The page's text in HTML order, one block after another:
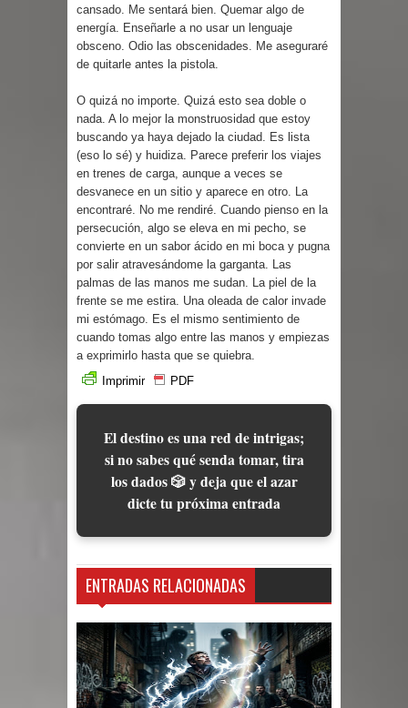
cansado. Me sentará bien. Quemar algo de
energía. Enseñarle a no usar un lenguaje
obsceno. Odio las obscenidades. Me aseguraré
de quitarle antes la pistola.
O quizá no importe. Quizá esto sea doble o
nada. A lo mejor la monstruosidad que estoy
buscando ya haya dejado la ciudad. Es lista
(eso lo sé) y huidiza. Parece preferir los viajes
en trenes de carga, aunque a veces se
desvanece en un sitio y aparece en otro. La
encontraré. No me rendiré. Cuando pienso en la
persecución, algo se eleva en mi pecho, se
convierte en un sabor ácido en mi boca y pugna
por salir atravesándome la garganta. Las
palmas de las manos me sudan. La piel de la
frente se me estira. Una oleada de calor invade
mi estómago. Es el mismo sentimiento de
cuando tomas algo entre las manos y empiezas
a exprimirlo hasta que se quiebra.
Imprimir
PDF
El destino es una red de intrigas;
si no sabes qué senda tomar, tira
los dados 🎲 y deja que el azar
dicte tu próxima entrada
ENTRADAS RELACIONADAS